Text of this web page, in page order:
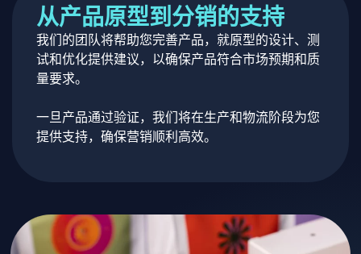
从产品原型到分销的支持
我们的团队将帮助您完善产品，就原型的设计、测
试和优化提供建议，以确保产品符合市场预期和质
量要求。
一旦产品通过验证，我们将在生产和物流阶段为您
提供支持，确保营销顺利高效。